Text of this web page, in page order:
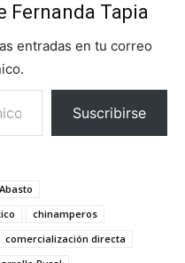
Fernanda Tapia
entradas en tu correo
Suscribirse
chinamperos
comercialización directa